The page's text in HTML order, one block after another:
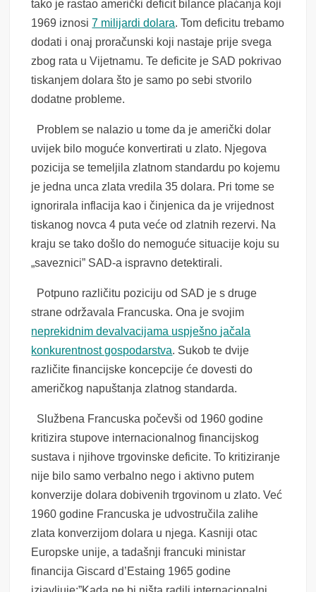
tako je rastao američki deficit bilance plaćanja koji
1969 iznosi7 milijardi dolara. Tom deficitu trebamo
dodati i onaj proračunski koji nastaje prije svega
zbog rata u Vijetnamu. Te deficite je SAD pokrivao
tiskanjem dolara što je samo po sebi stvorilo
dodatne probleme.
Problem se nalazio u tome da je američki dolar
uvijek bilo moguće konvertirati u zlato. Njegova
pozicija se temeljila zlatnom standardu po kojemu
je jedna unca zlata vredila 35 dolara. Pri tome se
ignorirala inflacija kao i činjenica da je vrijednost
tiskanog novca 4 puta veće od zlatnih rezervi. Na
kraju se tako došlo do nemoguće situacije koju su
„saveznici” SAD-a ispravno detektirali.
Potpuno različitu poziciju od SAD je s druge
strane održavala Francuska. Ona je svojim
neprekidnim devalvacijama uspješno jačala
konkurentnost gospodarstva. Sukob te dvije
različite financijske koncepcije će dovesti do
američkog napuštanja zlatnog standarda.
Službena Francuska počevši od 1960 godine
kritizira stupove internacionalnog financijskog
sustava i njihove trgovinske deficite. To kritiziranje
nije bilo samo verbalno nego i aktivno putem
konverzije dolara dobivenih trgovinom u zlato. Već
1960 godine Francuska je udvostručila zalihe
zlata konverzijom dolara u njega. Kasniji otac
Europske unije, a tadašnji francuki ministar
financija Giscard d’Estaing 1965 godine